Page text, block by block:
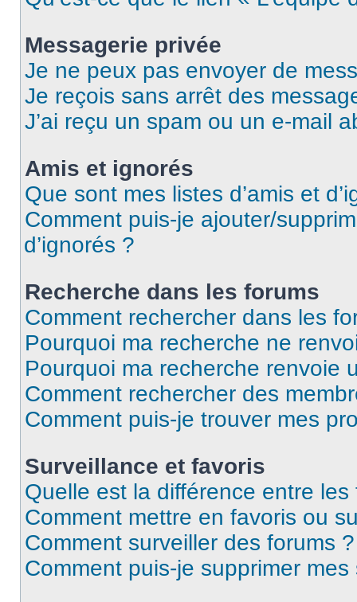
Messagerie privée
Je ne peux pas envoyer de
Je reçois sans arrêt des
J’ai reçu un spam ou un e-mail
Amis et ignorés
Que sont mes listes d’amis et
Comment puis-je ajouter/
d’ignorés ?
Recherche dans les forums
Comment rechercher dans les
Pourquoi ma recherche ne
Pourquoi ma recherche renvoie
Comment rechercher des
Comment puis-je trouver mes
Surveillance et favoris
Quelle est la différence entre
Comment mettre en favoris ou
Comment surveiller des forums ?
Comment puis-je supprimer